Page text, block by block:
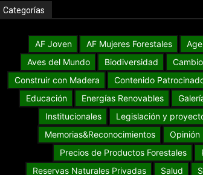
Categorías
AF Joven AF Mujeres Forestales
Aves del Mundo
Biodiversidad
Construir con Madera
Contenido
Educación
Energías Renovables
Institucionales
Legislación y
Memorias&Reconocimientos
Opinión
Precios de Productos Forestales
Reservas Naturales Privadas
Salud